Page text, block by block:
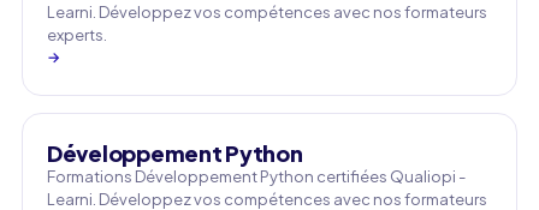
Learni. Développez vos compétences avec nos formateurs
experts.
→
Développement Python
Formations Développement Python certifiées Qualiopi -
Learni. Développez vos compétences avec nos formateurs